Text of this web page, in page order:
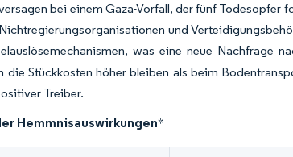
bei einem Gaza-Vorfall, der fünf
und
was eine neue Nachfrage
die Stückkosten höher bleiben als beim
Treiber.
Hemmnisauswirkungen*